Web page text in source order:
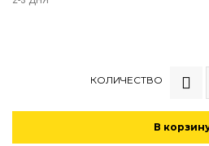
КОЛИЧЕСТВО
В